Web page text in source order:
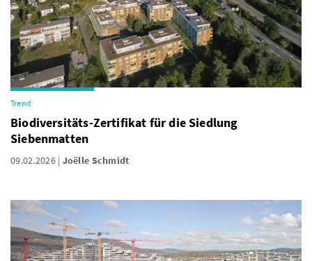
Trend
Biodiversitäts-Zertifikat für die Siedlung
Siebenmatten
09.02.2026 Joëlle Schmidt